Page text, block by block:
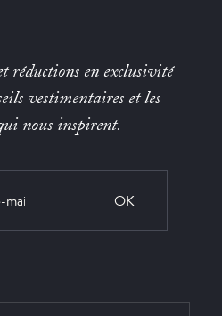
réductions en exclusivité
vestimentaires et les
nous inspirent.
OK